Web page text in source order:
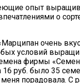
опыт
о
очень
условий
фирмы
16 руб. было 35
порадовала. С